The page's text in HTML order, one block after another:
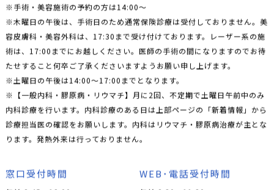
※手術・美容施術の予約の方は14:00〜
※木曜日の午後は、手術日のため通常保険診療は受付しておりません。美
容皮膚科・美容外科は、17:30まで受け付けております。レーザー系の施
術は、17:00までにお越しください。医師の手術の間になりますのでお待
たせすること何卒ご了承くださいますようお願い申し上げます。
※土曜日の午後は14:00〜17:00までとなります。
※【一般内科・膠原病・リウマチ】月に2回、不定期で土曜日午前中のみ
内科診療を行います。内科診療のある日は上部ページの「新着情報」から
診療担当医の確認をお願いします。内科はリウマチ・膠原病治療が主とな
ります。発熱外来は行っておりません。
窓口受付時間 WEB･電話受付時間